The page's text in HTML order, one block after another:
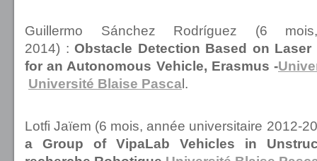
Guillermo Sánchez Rodríguez (6
2014) : Obstacle Detection Based on
for an Autonomous Vehicle, Erasmus -
Université Blaise Pascal.
Lotfi Jaïem (6 mois, année universitaire 2012-
a Group of VipaLab Vehicles in